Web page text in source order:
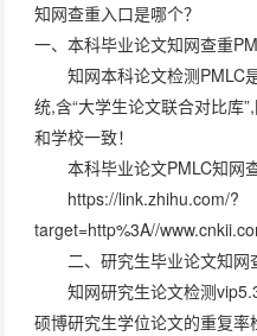
知网查重入口是哪个？
一、本科毕业论文知网查重
知网本科论文检测PMLC
统,含“大学生论文联合对比库
和学校一致！
本科毕业论文PMLC知网
https://link.zhihu.com/?
target=http%3A//
二、研究生毕业论文知
知网研究生论文检测
硕博研究生学位论文的重复率